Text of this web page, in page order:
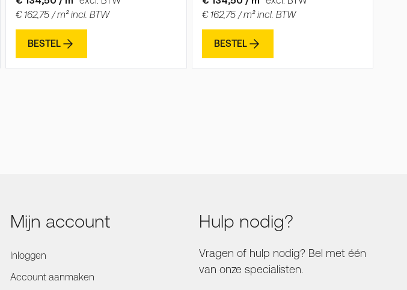
€ 162,75 / m² incl. BTW
BESTEL
€ 162,75 / m² incl. BTW
BESTEL
Mijn account
Inloggen
Account aanmaken
Hulp nodig?
Vragen of hulp nodig? Bel met één
van onze specialisten.